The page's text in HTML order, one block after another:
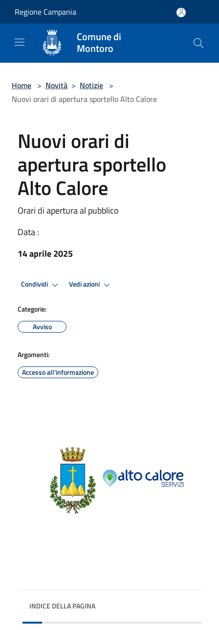
Regione Campania
Comune di
Montoro
Home > Novità > Notizie >
Nuovi orari di apertura sportello Alto Calore
Nuovi orari di
apertura sportello
Alto Calore
Orari di apertura al pubblico
Data :
14 aprile 2025
Condividi Vedi azioni
Categorie:
Avviso
Argomenti:
Accesso all'informazione
INDICE DELLA PAGINA